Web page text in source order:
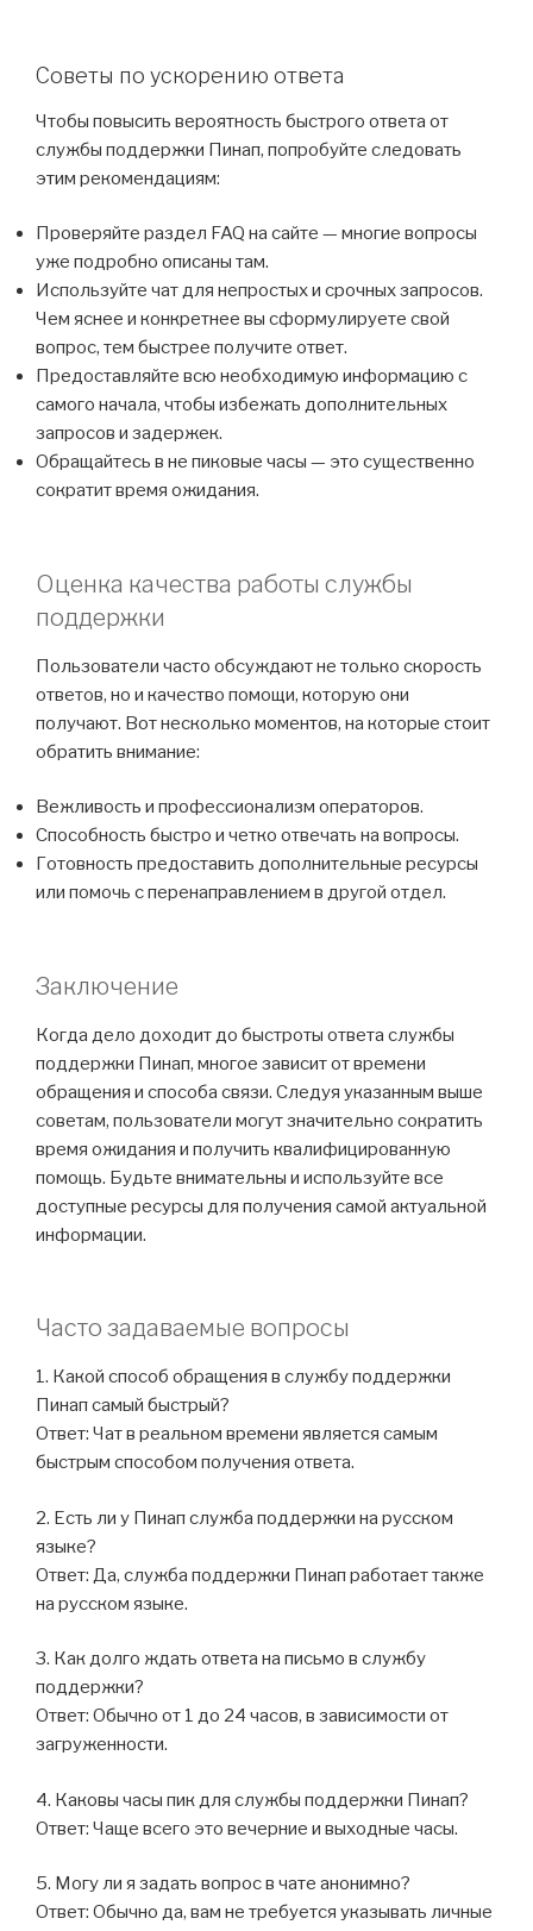
Советы по ускорению ответа
Чтобы повысить вероятность быстрого ответа от
службы поддержки Пинап, попробуйте следовать
этим рекомендациям:
Проверяйте раздел FAQ на сайте — многие вопросы
уже подробно описаны там.
Используйте чат для непростых и срочных запросов.
Чем яснее и конкретнее вы сформулируете свой
вопрос, тем быстрее получите ответ.
Предоставляйте всю необходимую информацию с
самого начала, чтобы избежать дополнительных
запросов и задержек.
Обращайтесь в не пиковые часы — это существенно
сократит время ожидания.
Оценка качества работы службы
поддержки
Пользователи часто обсуждают не только скорость
ответов, но и качество помощи, которую они
получают. Вот несколько моментов, на которые стоит
обратить внимание:
Вежливость и профессионализм операторов.
Способность быстро и четко отвечать на вопросы.
Готовность предоставить дополнительные ресурсы
или помочь с перенаправлением в другой отдел.
Заключение
Когда дело доходит до быстроты ответа службы
поддержки Пинап, многое зависит от времени
обращения и способа связи. Следуя указанным выше
советам, пользователи могут значительно сократить
время ожидания и получить квалифицированную
помощь. Будьте внимательны и используйте все
доступные ресурсы для получения самой актуальной
информации.
Часто задаваемые вопросы
1. Какой способ обращения в службу поддержки
Пинап самый быстрый?
Ответ: Чат в реальном времени является самым
быстрым способом получения ответа.
2. Есть ли у Пинап служба поддержки на русском
языке?
Ответ: Да, служба поддержки Пинап работает также
на русском языке.
3. Как долго ждать ответа на письмо в службу
поддержки?
Ответ: Обычно от 1 до 24 часов, в зависимости от
загруженности.
4. Каковы часы пик для службы поддержки Пинап?
Ответ: Чаще всего это вечерние и выходные часы.
5. Могу ли я задать вопрос в чате анонимно?
Ответ: Обычно да, вам не требуется указывать личные